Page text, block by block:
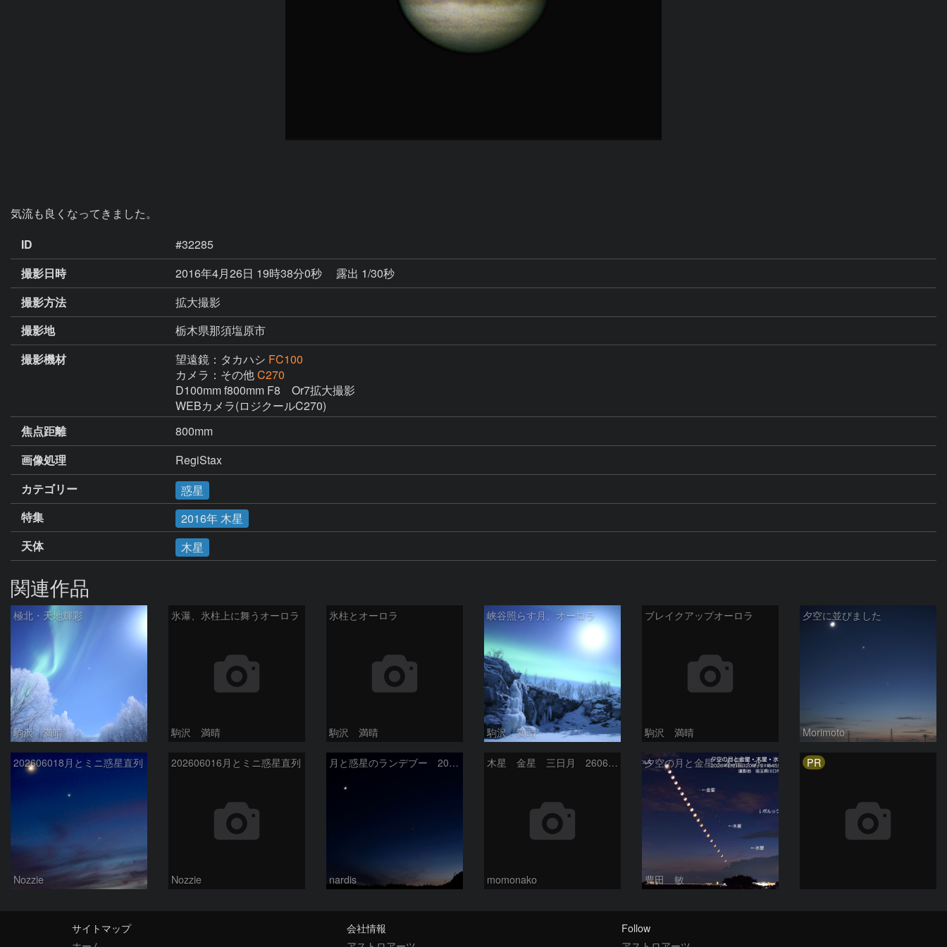
気流も良くなってきました。
ID
#32285
撮影日時
2016年4月26日 19時38分0秒
露出 1/30秒
撮影方法
拡大撮影
撮影地
栃木県那須塩原市
撮影機材
望遠鏡：タカハシ FC100
カメラ：その他C270
D100mm f800mm F8　Or7拡大撮影
WEBカメラ(ロジクールC270)
焦点距離
800mm
画像処理
RegiStax
カテゴリー
惑星
特集
2016年 木星
天体
木星
関連作品
極北・天地輝彩
駒沢 満晴
氷瀑、氷柱上に舞うオーロラ
駒沢 満晴
氷柱とオーロラ
駒沢 満晴
峡谷照らす月、オーロラ
駒沢 満晴
ブレイクアップオーロラ
駒沢 満晴
夕空に並びました
Morimoto
202606018月とミニ惑星直列
Nozzie
202606016月とミニ惑星直列
Nozzie
月と惑星のランデブー 2026/06/19
nardis
木星 金星 三日月 260618
momonako
夕空の月と金星・木星・水星の接近 2026/6/18
豊田 敏
PR
サイトマップ
会社情報
Follow